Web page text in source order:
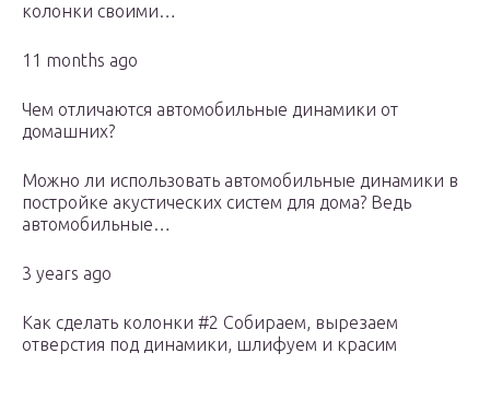
колонки своими…
11 months ago
Чем отличаются автомобильные динамики от
домашних?
Можно ли использовать автомобильные динамики в
постройке акустических систем для дома? Ведь
автомобильные…
3 years ago
Как сделать колонки #2 Собираем, вырезаем
отверстия под динамики, шлифуем и красим